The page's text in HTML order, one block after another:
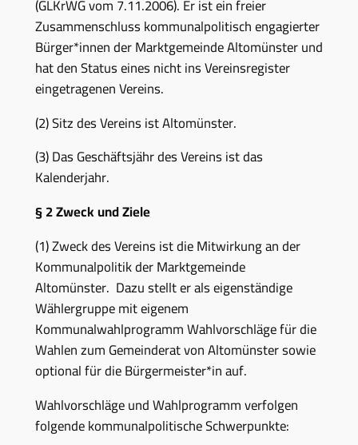
(GLKrWG vom 7.11.2006). Er ist ein freier
Zusammenschluss kommunalpolitisch engagierter
Bürger*innen der Marktgemeinde Altomünster und
hat den Status eines nicht ins Vereinsregister
eingetragenen Vereins.
(2) Sitz des Vereins ist Altomünster.
(3) Das Geschäftsjähr des Vereins ist das
Kalenderjahr.
§ 2 Zweck und Ziele
(1) Zweck des Vereins ist die Mitwirkung an der
Kommunalpolitik der Marktgemeinde
Altomünster. Dazu stellt er als eigenständige
Wählergruppe mit eigenem
Kommunalwahlprogramm Wahlvorschläge für die
Wahlen zum Gemeinderat von Altomünster sowie
optional für die Bürgermeister*in auf.
Wahlvorschläge und Wahlprogramm verfolgen
folgende kommunalpolitische Schwerpunkte: